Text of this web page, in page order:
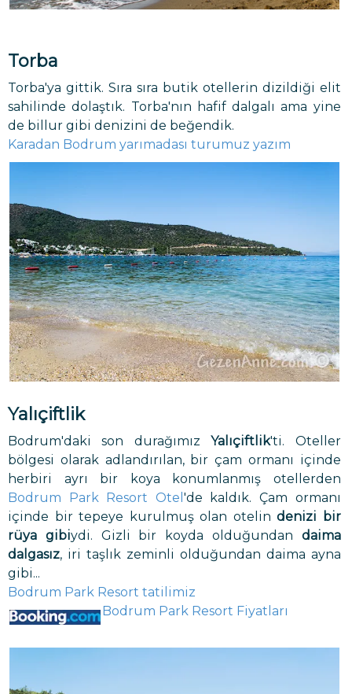
Torba
Torba'ya gittik. Sıra sıra butik otellerin dizildiği elit
sahilinde dolaştık. Torba'nın hafif dalgalı ama yine
de billur gibi denizini de beğendik.
Karadan Bodrum yarımadası turumuz yazım
Yalıçiftlik
Bodrum'daki son durağımızYalıçiftlik'ti. Oteller
bölgesi olarak adlandırılan, bir çam ormanı içinde
herbiri ayrı bir koya konumlanmış otellerden
Bodrum Park Resort Otel 'de kaldık. Çam ormanı
içinde bir tepeye kurulmuş olan otelindenizi bir
rüya gibiydi. Gizli bir koyda olduğundan daima
dalgasız, iri taşlık zeminli olduğundan daima ayna
gibi...
Bodrum Park Resort tatilimiz
Bodrum Park Resort Fiyatları